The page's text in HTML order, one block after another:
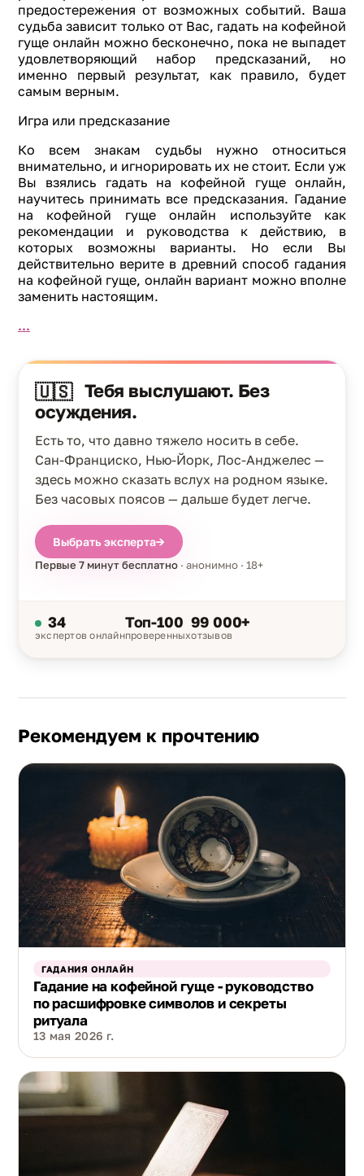
предостережения от возможных событий. Ваша
судьба зависит только от Вас, гадать на кофейной
гуще онлайн можно бесконечно, пока не выпадет
удовлетворяющий набор предсказаний, но
именно первый результат, как правило, будет
самым верным.
Игра или предсказание
Ко всем знакам судьбы нужно относиться
внимательно, и игнорировать их не стоит. Если уж
Вы взялись гадать на кофейной гуще онлайн,
научитесь принимать все предсказания. Гадание
на кофейной гуще онлайн используйте как
рекомендации и руководства к действию, в
которых возможны варианты. Но если Вы
действительно верите в древний способ гадания
на кофейной гуще, онлайн вариант можно вполне
заменить настоящим.
...
🇺🇸 Тебя выслушают. Без
осуждения.
Есть то, что давно тяжело носить в себе.
Сан-Франциско, Нью-Йорк, Лос-Анджелес —
здесь можно сказать вслух на родном языке.
Без часовых поясов — дальше будет легче.
Выбрать эксперта→
Первые 7 минут бесплатно · анонимно · 18+
34
экспертов онлайн
Топ-100
проверенных
99 000+
отзывов
Рекомендуем к прочтению
ГАДАНИЯ ОНЛАЙН
Гадание на кофейной гуще - руководство
по расшифровке символов и секреты
ритуала
13 мая 2026 г.